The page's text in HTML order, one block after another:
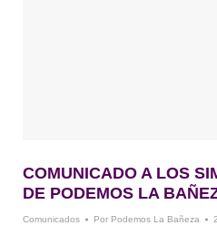
COMUNICADO A LOS
DE PODEMOS LA
Comunicados Por Podemos La Bañeza